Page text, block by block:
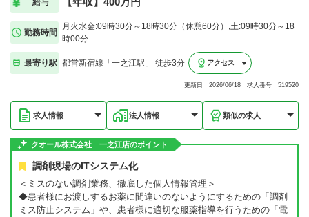
給与
勤務時間
月火水金:09時30分～18時30分（休憩60分）,土:09時30分～18
時00分
最寄り駅 都営新宿線「一之江駅」 徒歩3分 アクセス
更新日：2026/06/18 求人番号：519520
求人情報 法人情報 類似の求人
クオール株式会社 一之江店のポイント
調剤現場のITシステム化
＜ミスのない調剤業務、徹底した個人情報管理＞
◆患者様にお渡しするお薬に間違いのないようにするための「調剤
ミス防止システム」や、患者様に適切な服薬指導を行うための「電